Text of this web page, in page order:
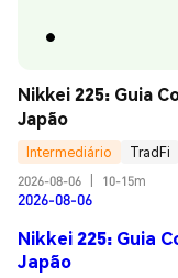
Nikkei 225: Guia
Japão
Intermediário
TradFi
2026-08-06
10-15m
2026-08-06
Nikkei 225: Guia
Japão